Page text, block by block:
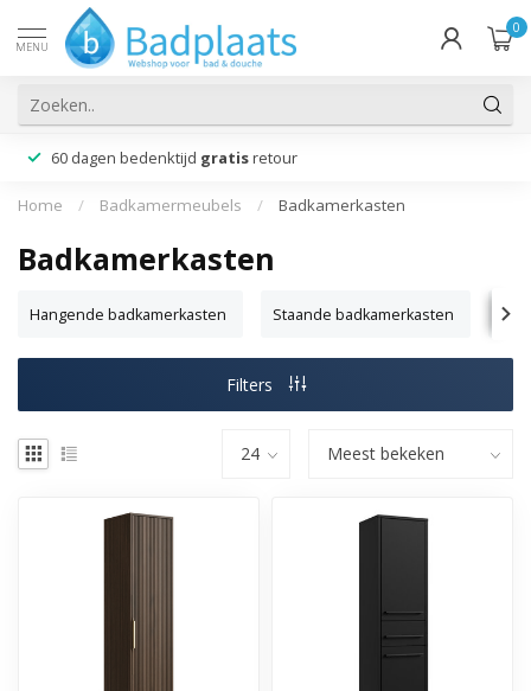
MENU
0
60 dagen bedenktijd gratis retour
Home / Badkamermeubels / Badkamerkasten
Badkamerkasten
Hangende badkamerkasten Staande badkamerkasten
Filters